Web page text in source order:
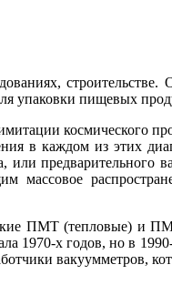
строительстве.
упаковки пищевых
космического
в каждом из этих
предварительного
ПМТ (тепловые) и
х годов, но в
вакуумметров,